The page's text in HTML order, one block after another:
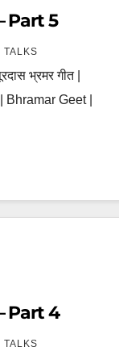
Part 5
TALKS
भ्रमर गीत |
| Bhramar Geet |
Part 4
TALKS